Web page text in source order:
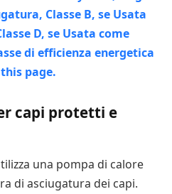
capi protetti e
una pompa di calore
di asciugatura dei capi.